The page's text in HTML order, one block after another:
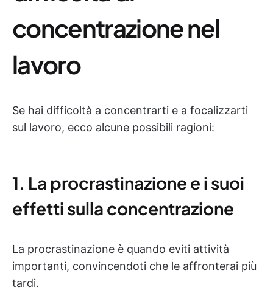
concentrazione nel
lavoro
Se hai difficoltà a concentrarti e a focalizzarti
sul lavoro, ecco alcune possibili ragioni:
1. La procrastinazione e i suoi
effetti sulla concentrazione
La procrastinazione è quando eviti attività
importanti, convincendoti che le affronterai più
tardi.